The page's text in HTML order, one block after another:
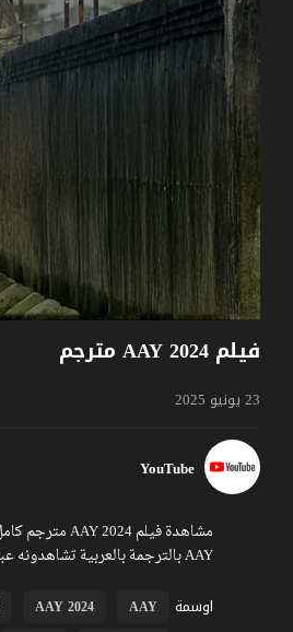
فيلم AAY 2024 مترجم
23 يونيو 2025
YouTube
AAY بالترجمة بالعربية تشاهدونه عبر موقع فشار.
اوسمة
AAY
AAY 2024